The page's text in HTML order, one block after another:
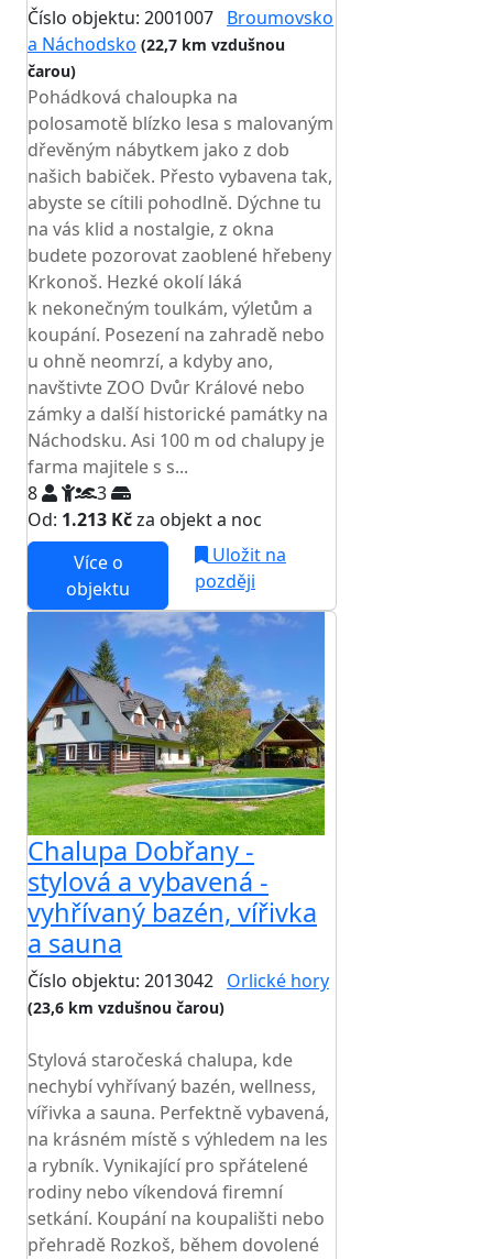
Číslo objektu: 2001007 Broumovsko
a Náchodsko (22,7 km vzdušnou
čarou)
Pohádková chaloupka na
polosamotě blízko lesa s malovaným
dřevěným nábytkem jako z dob
našich babiček. Přesto vybavena tak,
abyste se cítili pohodlně. Dýchne tu
na vás klid a nostalgie, z okna
budete pozorovat zaoblené hřebeny
Krkonoš. Hezké okolí láká
k nekonečným toulkám, výletům a
koupání. Posezení na zahradě nebo
u ohně neomrzí, a kdyby ano,
navštivte ZOO Dvůr Králové nebo
zámky a další historické památky na
Náchodsku. Asi 100 m od chalupy je
farma majitele s s...
8
3
Od: 1.213 Kčza objekt a noc
Více o
objektu
Uložit na
později
Chalupa Dobřany -
stylová a vybavená -
vyhřívaný bazén, vířivka
a sauna
Číslo objektu: 2013042 Orlické hory
(23,6 km vzdušnou čarou)
Stylová staročeská chalupa, kde
nechybí vyhřívaný bazén, wellness,
vířivka a sauna. Perfektně vybavená,
na krásném místě s výhledem na les
a rybník. Vynikající pro spřátelené
rodiny nebo víkendová firemní
setkání. Koupání na koupališti nebo
přehradě Rozkoš, během dovolené